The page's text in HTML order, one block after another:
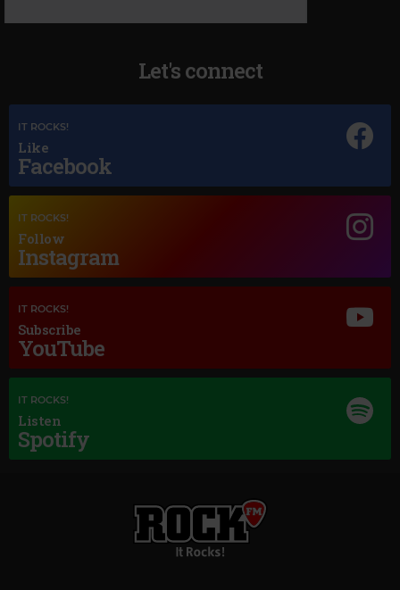
Magic Jazz
FRANK SINATRA
Let's connect
IT ROCKS!
Like
Facebook
IT ROCKS!
Follow
Instagram
IT ROCKS!
Subscribe
YouTube
IT ROCKS!
Listen
Spotify